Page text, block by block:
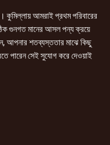
কুমিল্লায় আমরাই প্রথম পরিবারের
গুনগত মানের আসল পন্য ক্রয়ে
আপনার শতব্যস্ততার মাঝে কিছু
পারেন সেই সুযোগ করে দেওয়াই